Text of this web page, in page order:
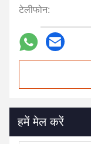
टेलीफोन:
हमें मेल करें